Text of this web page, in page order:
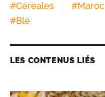
#Céréales #Maroc
#Blé
LES CONTENUS LIÉS